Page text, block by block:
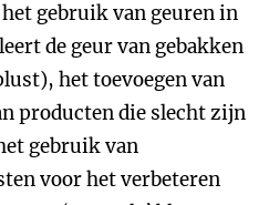
het gebruik van geuren in
de geur van gebakken
het toevoegen van
producten die slecht zijn
gebruik van
voor het verbeteren